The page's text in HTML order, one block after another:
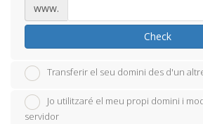
www.
Check
Transferir el seu domini des d'un
Jo utilitzaré el meu propi domini i
servidor